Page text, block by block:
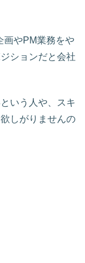
画やPM業務をや
ションだと会社
いう人や、スキ
しがりませんの